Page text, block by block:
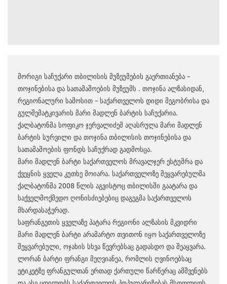
მორიგი საჩუქარი თბილისის მუზეუმების გაერთიანება –
თოჯინებისა და სათამაშოების მუზეუმს . თოჯინა ალზასიდან,
რეგიონალური სამოსით – საქართველოს დიდი მეგობრისა და
გულშემატკივარის მარი მადლენ ბარტის საჩუქარია.
ქალბატონმა სოფიკო ჯერვალიძემ აღასრულა მარი მადლენ
ბარტის სურვილი და თოჯინა თბილისის თოჯინებისა და
სათამაშოების ფონდს საჩუქრად გადმოსცა.
მარი მადლენ ბარტი საქართველოს მრავალჯერ ესტუმრა და
ქვეყნის ყველა კუთხე მოიარა. საქართველოზე შეყვარებულმა
ქალბატონმა 2008 წლის აგვისტოც თბილისში გაატარა და
საქველმოქმედო ღონისძიებებიც დაგეგმა საქართველოს
მხარდასაჭერად.
საფრანგეთის ყველაზე პატარა რეგიონი ალზასის მკვიდრი
მარი მადლენ ბარტი არამარტო თვითონ იყო საქართველოზე
შეყვარებული, ოჯახის სხვა წევრებსაც გადასდო და შეაყვარა.
ლორან ბარტი ფრანგი მეღვიანეა, რომლის ღვინოებსაც
ეტიკეტზე ფრანგულთან ერთად ქართული წარწერაც ამშვენებს